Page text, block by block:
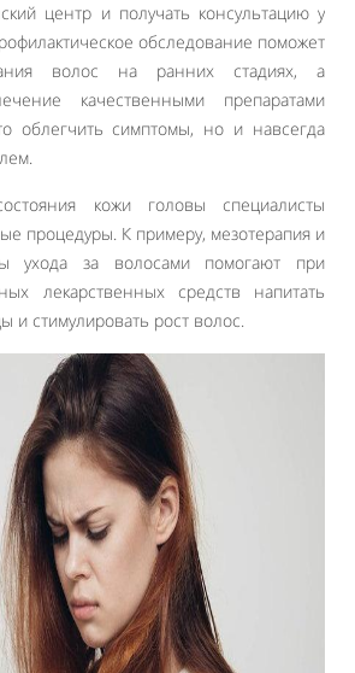
центр и получать консультацию у
обследование поможет
волос на ранних стадиях, а
качественными препаратами
облегчить симптомы, но и навсегда
кожи головы специалисты
процедуры. К примеру, мезотерапия и
ухода за волосами помогают при
лекарственных средств напитать
и стимулировать рост волос.